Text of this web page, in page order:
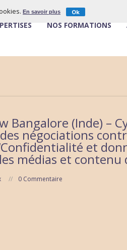
NOS FORMATIONS
Bangalore (Inde) –
négociations
et
médias et contenu
0 Commentaire
En savoir plus Ok